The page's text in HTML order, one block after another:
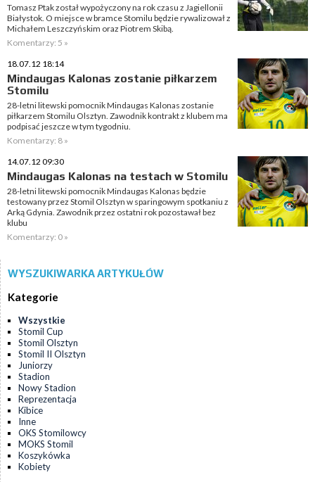
Tomasz Ptak został wypożyczony na rok czasu z Jagiellonii
Białystok. O miejsce w bramce Stomilu będzie rywalizował z
Michałem Leszczyńskim oraz Piotrem Skibą.
Komentarzy: 5 »
18.07.12 18:14
Mindaugas Kalonas zostanie piłkarzem
Stomilu
28-letni litewski pomocnik Mindaugas Kalonas zostanie
piłkarzem Stomilu Olsztyn. Zawodnik kontrakt z klubem ma
podpisać jeszcze w tym tygodniu.
Komentarzy: 8 »
14.07.12 09:30
Mindaugas Kalonas na testach w Stomilu
28-letni litewski pomocnik Mindaugas Kalonas będzie
testowany przez Stomil Olsztyn w sparingowym spotkaniu z
Arką Gdynia. Zawodnik przez ostatni rok pozostawał bez
klubu
Komentarzy: 0 »
WYSZUKIWARKA ARTYKUŁÓW
Kategorie
Wszystkie
Stomil Cup
Stomil Olsztyn
Stomil II Olsztyn
Juniorzy
Stadion
Nowy Stadion
Reprezentacja
Kibice
Inne
OKS Stomilowcy
MOKS Stomil
Koszykówka
Kobiety